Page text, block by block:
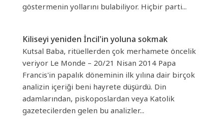
göstermenin yollarını bulabiliyor. Hiçbir parti...
Kiliseyi yeniden İncil'in yoluna sokmak
Kutsal Baba, ritüellerden çok merhamete öncelik
veriyor Le Monde – 20/21 Nisan 2014 Papa
Francis'in papalık döneminin ilk yılına dair birçok
analizin içeriği beni hayrete düşürdü. Din
adamlarından, piskoposlardan veya Katolik
gazetecilerden gelen bu analizler...